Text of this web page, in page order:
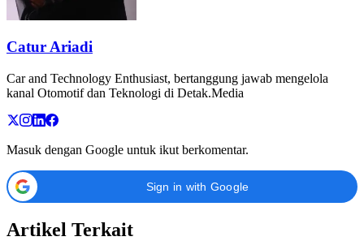
Catur Ariadi
Car and Technology Enthusiast, bertanggung jawab mengelola
kanal Otomotif dan Teknologi di Detak.Media
Masuk dengan Google untuk ikut berkomentar.
Sign in with Google
Artikel Terkait